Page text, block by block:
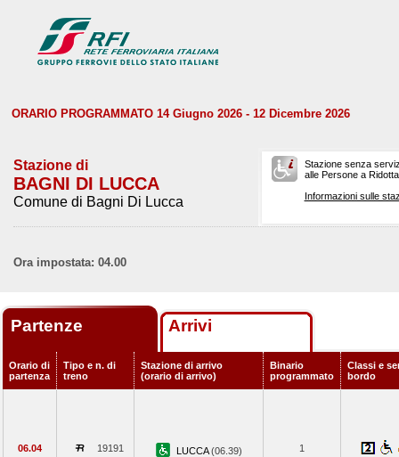
ORARIO PROGRAMMATO 14 Giugno 2026 - 12 Dicembre 2026
Stazione di
BAGNI DI LUCCA
Comune di Bagni Di Lucca
Stazione senza
alle Persone a
Informazioni sulle
Ora impostata: 04.00
Partenze Arrivi
Orario di
partenza
Tipo e n. di
treno
Stazione di arrivo
(orario di arrivo)
Binario
programmato
Classi e
bordo
06.04 19191 LUCCA(06.39) 1